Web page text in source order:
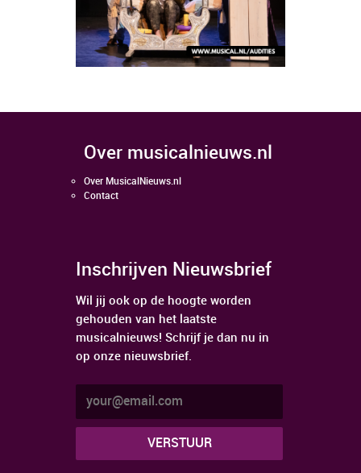
over musicalnieuws.nl
Over MusicalNieuws.nl
Contact
Inschrijven Nieuwsbrief
Wil jij ook op de hoogte worden
gehouden van het laatste
musicalnieuws! Schrijf je dan nu in
op onze nieuwsbrief.